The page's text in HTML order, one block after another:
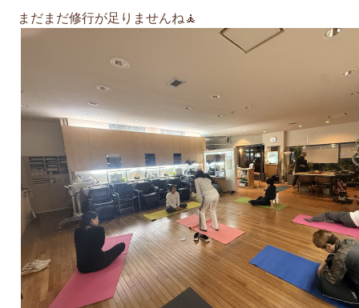
まだまだ修行が足りませんね🧘